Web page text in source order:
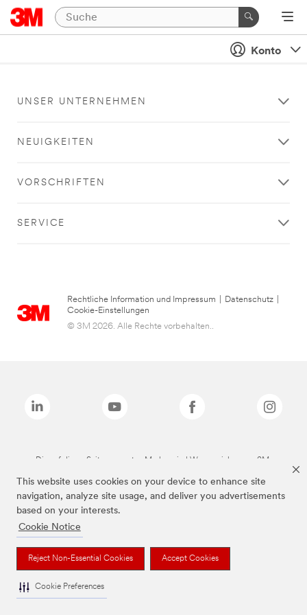
This website uses cookies on your device to enhance site
navigation, analyze site usage, and deliver you advertisements
based on your interests.
Cookie Notice
Reject Non-Essential Cookies Accept Cookies
Cookie Preferences
Konto
UNSER UNTERNEHMEN
NEUIGKEITEN
VORSCHRIFTEN
SERVICE
Rechtliche Information und Impressum Datenschutz
Cookie-Einstellungen
© 3M 2026. Alle Rechte vorbehalten..
Die auf dieser Seite genannten Marken sind Warenzeichen von 3M.